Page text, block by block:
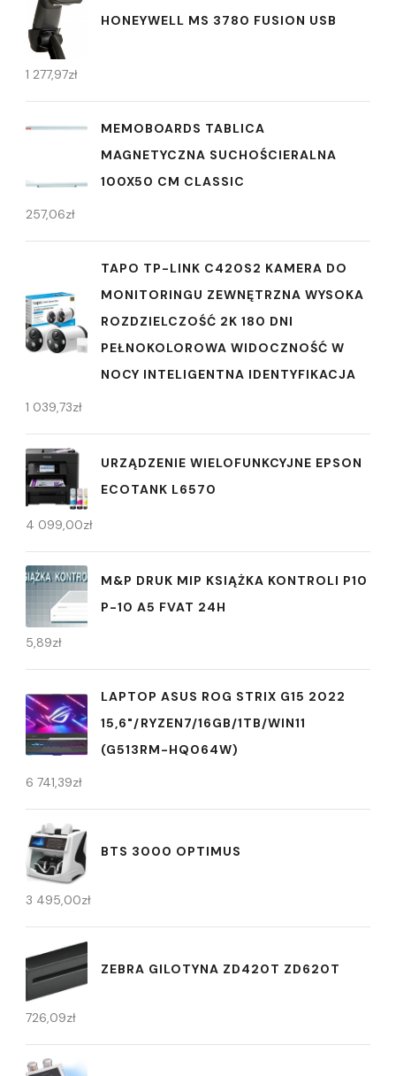
HONEYWELL MS 3780 FUSION USB
1 277,97zł
MEMOBOARDS TABLICA
MAGNETYCZNA SUCHOŚCIERALNA
100X50 CM CLASSIC
257,06zł
TAPO TP-LINK C420S2 KAMERA DO
MONITORINGU ZEWNĘTRZNA WYSOKA
ROZDZIELCZOŚĆ 2K 180 DNI
PEŁNOKOLOROWA WIDOCZNOŚĆ W
NOCY INTELIGENTNA IDENTYFIKACJA
1 039,73zł
URZĄDZENIE WIELOFUNKCYJNE EPSON
ECOTANK L6570
4 099,00zł
M&P DRUK MIP KSIĄŻKA KONTROLI P10
P-10 A5 FVAT 24H
5,89zł
LAPTOP ASUS ROG STRIX G15 2022
15,6"/RYZEN7/16GB/1TB/WIN11
(G513RM-HQ064W)
6 741,39zł
BTS 3000 OPTIMUS
3 495,00zł
ZEBRA GILOTYNA ZD420T ZD620T
726,09zł